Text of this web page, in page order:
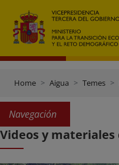
Home Aigua Temes
Navegación
Videos y